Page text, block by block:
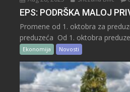
EPS: PODRŠKA MALOJ
Promene od 1. oktobra za
preduzeća Od 1. oktobra
Ekonomija Novosti